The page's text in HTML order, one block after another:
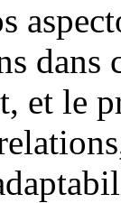
dans
et le